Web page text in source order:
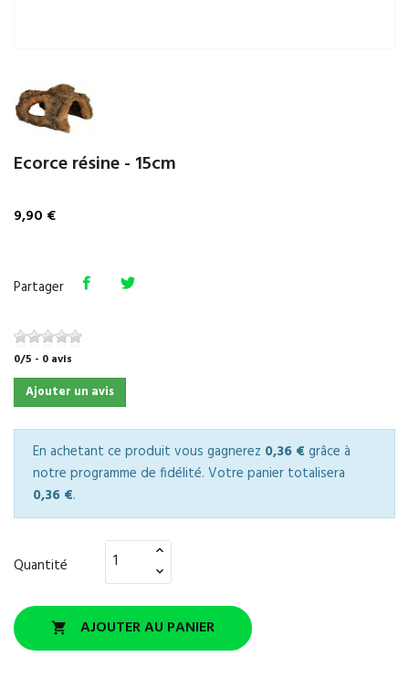
Ecorce résine - 15cm
9,90 €
Partager
0/5 - 0 avis
Ajouter un avis
En achetant ce produit vous gagnerez 0,36 € grâce à
notre programme de fidélité. Votre panier totalisera
0,36 €.
Quantité
 AJOUTER AU PANIER